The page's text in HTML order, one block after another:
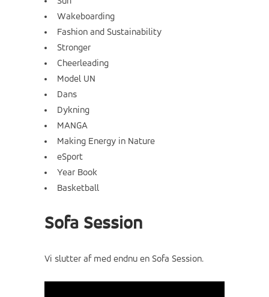
Wakeboarding
Fashion and Sustainability
Stronger
Cheerleading
Model UN
Dans
Dykning
MANGA
Making Energy in Nature
eSport
Year Book
Basketball
Sofa Session
Vi slutter af med endnu en Sofa Session.